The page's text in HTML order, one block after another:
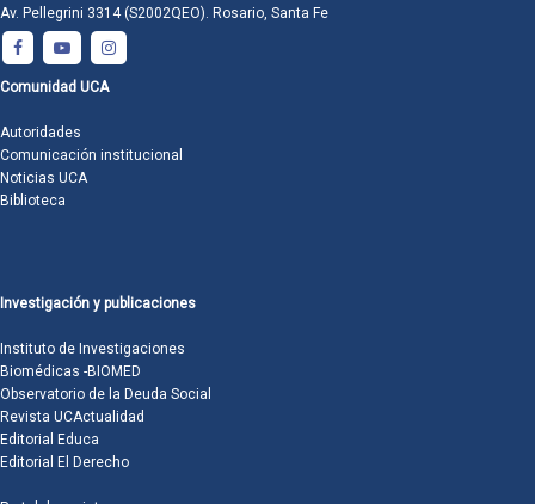
Av. Pellegrini 3314 (S2002QEO). Rosario, Santa Fe
Comunidad UCA
Autoridades
Comunicación institucional
Noticias UCA
Biblioteca
Investigación y publicaciones
Instituto de Investigaciones
Biomédicas -BIOMED
Observatorio de la Deuda Social
Revista UCActualidad
Editorial Educa
Editorial El Derecho